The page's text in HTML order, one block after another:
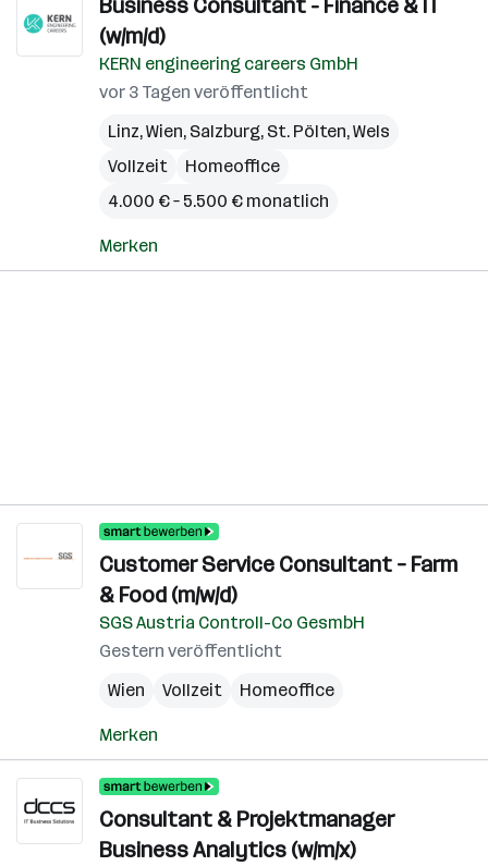
Business Consultant - Finance & IT
(w/m/d)
KERN engineering careers GmbH
vor 3 Tagen veröffentlicht
Linz,Wien, Salzburg, St. Pölten,Wels
Vollzeit
Homeoffice
4.000 € – 5.500 € monatlich
Merken
Customer Service Consultant – Farm
& Food (m/w/d)
SGS Austria Controll-Co GesmbH
Gestern veröffentlicht
Wien
Vollzeit Homeoffice
Merken
Consultant & Projektmanager
Business Analytics (w/m/x)